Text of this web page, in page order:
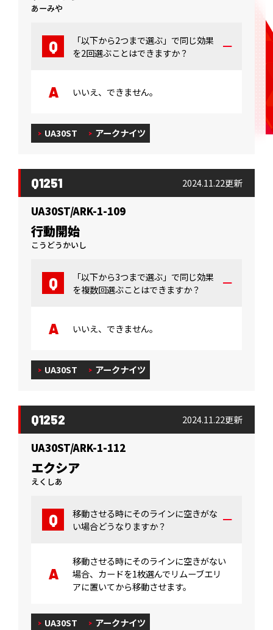
あーみや
「以下から2つまで選ぶ」で同じ効果
を2回選ぶことはできますか？
いいえ、できません。
UA30ST アークナイツ
Q1251 2024.11.22更新
UA30ST/ARK-1-109
行動開始
こうどうかいし
「以下から3つまで選ぶ」で同じ効果
を複数回選ぶことはできますか？
いいえ、できません。
UA30ST アークナイツ
Q1252 2024.11.22更新
UA30ST/ARK-1-112
エクシア
えくしあ
移動させる時にそのラインに空きがな
い場合どうなりますか？
移動させる時にそのラインに空きがない
場合、カードを1枚選んでリムーブエリ
アに置いてから移動させます。
UA30ST アークナイツ